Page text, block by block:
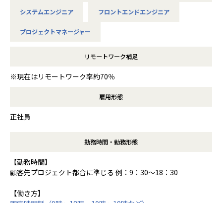
システムエンジニア フロントエンドエンジニア
プロジェクトマネージャー
リモートワーク補足
※現在はリモートワーク率約70％
雇用形態
正社員
勤務時間・勤務形態
【勤務時間】
顧客先プロジェクト都合に準じる 例：9：30～18：30
【働き方】